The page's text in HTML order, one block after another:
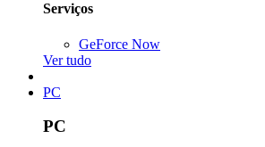
Serviços
GeForce Now
Ver tudo
PC
PC